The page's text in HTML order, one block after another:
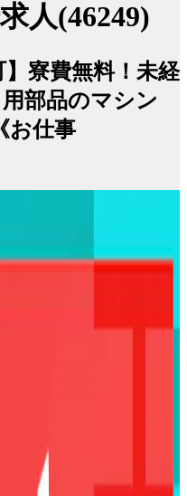
人(46249)
】寮費無料！未経
部品のマシン
お仕事